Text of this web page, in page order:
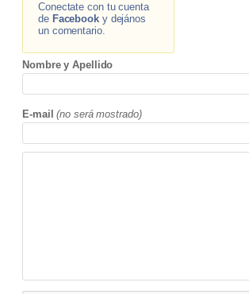
Conectate con tu cuenta
de Facebooky dejános
un comentario.
Nombre y Apellido
E-mail (no será mostrado)